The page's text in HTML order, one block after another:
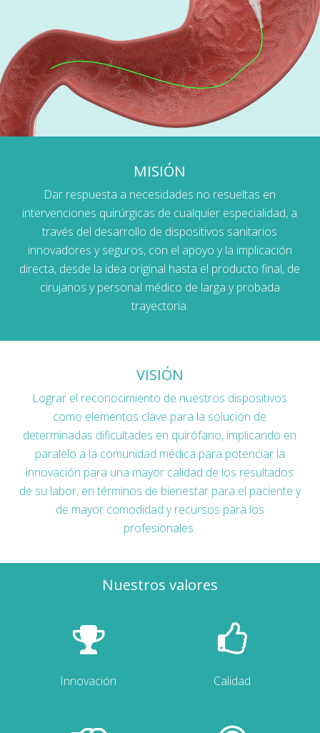
MISIÓN
Dar respuesta a necesidades no resueltas en
intervenciones quirúrgicas de cualquier especialidad, a
través del desarrollo de dispositivos sanitarios
innovadores y seguros, con el apoyo y la implicación
directa, desde la idea original hasta el producto final, de
cirujanos y personal médico de larga y probada
trayectoria.
VISIÓN
Lograr el reconocimiento de nuestros dispositivos
como elementos clave para la solución de
determinadas dificultades en quirófano, implicando en
paralelo a la comunidad médica para potenciar la
innovación para una mayor calidad de los resultados
de su labor, en términos de bienestar para el paciente y
de mayor comodidad y recursos para los
profesionales.
Nuestros valores
Innovación Calidad